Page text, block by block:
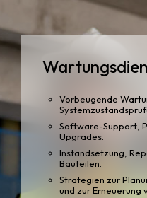
Vorbeugende
Software-Support,
Upgrades.
Instandsetzung,
Bauteilen.
Strategien zur
und zur Erneuerung